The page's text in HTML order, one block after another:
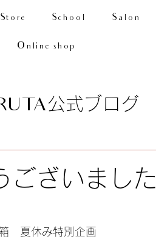
Store School Salon
Online shop
公式ブログ
ございました
夏休み特別企画